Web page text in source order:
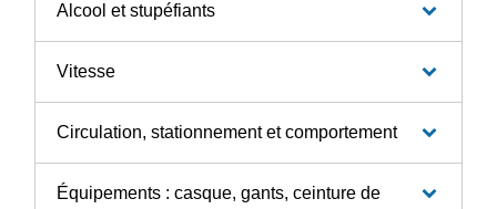
Alcool et stupéfiants
Vitesse
Circulation, stationnement et comportement
Équipements : casque, gants, ceinture de